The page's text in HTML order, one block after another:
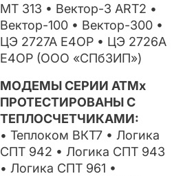
МТ 313 • Вектор-3 АRT2 •
Вектор-100 • Вектор-300 •
ЦЭ 2727А Е4ОР • ЦЭ 2726А
Е4ОР (ООО «СПбЗИП»)
МОДЕМЫ СЕРИИ АТМx
ПРОТЕСТИРОВАНЫ С
ТЕПЛОСЧЕТЧИКАМИ:
• Теплоком ВКТ7 • Логика
СПТ 942 • Логика СПТ 943
• Логика СПТ 961 •